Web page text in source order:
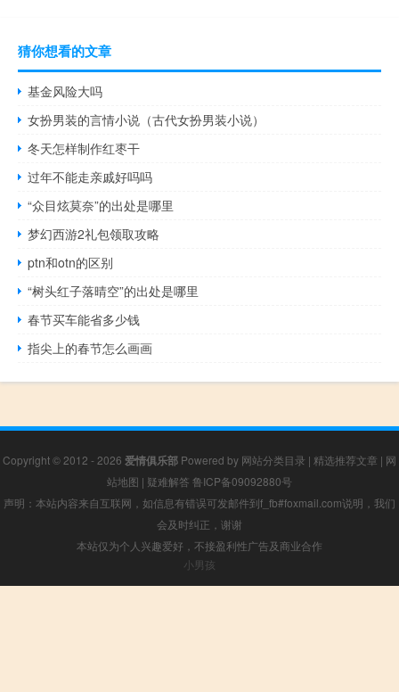
猜你想看的文章
基金风险大吗
女扮男装的言情小说（古代女扮男装小说）
冬天怎样制作红枣干
过年不能走亲戚好吗吗
“众目炫莫奈”的出处是哪里
梦幻西游2礼包领取攻略
ptn和otn的区别
“树头红子落晴空”的出处是哪里
春节买车能省多少钱
指尖上的春节怎么画画
Copyright © 2012 - 2026 爱情俱乐部 Powered by 网站分类目录 | 精选推荐文章 | 网
站地图 | 疑难解答 鲁ICP备09092880号
声明：本站内容来自互联网，如信息有错误可发邮件到f_fb#foxmail.com说明，我们
会及时纠正，谢谢
本站仅为个人兴趣爱好，不接盈利性广告及商业合作
小男孩